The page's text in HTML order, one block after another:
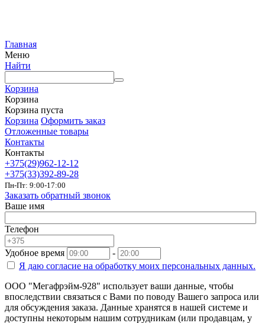
Главная
Меню
Найти
Корзина
Корзина
Корзина пуста
Корзина Оформить заказ
Отложенные товары
Контакты
Контакты
+375(29)962-12-12
+375(33)392-89-28
Пн-Пт: 9:00-17:00
Заказать обратный звонок
Ваше имя
Телефон
Удобное время
-
Я даю согласие на обработку моих персональных данных.
ООО "Мегафрэйм-928" использует ваши данные, чтобы
впоследствии связаться с Вами по поводу Вашего запроса или
для обсуждения заказа. Данные хранятся в нашей системе и
доступны некоторым нашим сотрудникам (или продавцам, у